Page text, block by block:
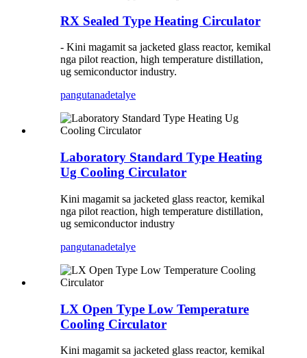
RX Sealed Type Heating Circulator
- Kini magamit sa jacketed glass reactor, kemikal
nga pilot reaction, high temperature distillation,
ug semiconductor industry.
pangutanadetalye
Laboratory Standard Type Heating
Ug Cooling Circulator
Kini magamit sa jacketed glass reactor, kemikal
nga pilot reaction, high temperature distillation,
ug semiconductor industry
pangutanadetalye
LX Open Type Low Temperature
Cooling Circulator
Kini magamit sa jacketed glass reactor, kemikal